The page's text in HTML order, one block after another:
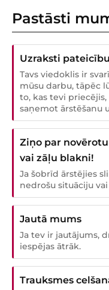
Pastāsti
Uzraksti
Tavs viedoklis ir
mūsu darbu, tāpēc
to, kas tevi
saņemot ārstēšanu
Ziņo par
vai zāļu blakni!
Ja šobrīd ārstējies
nedrošu situāciju
Jautā mums
Ja tev ir jautājums,
iespējas ātrāk.
Trauksmes